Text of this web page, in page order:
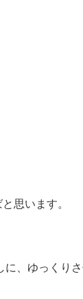
思います。
、ゆっくり